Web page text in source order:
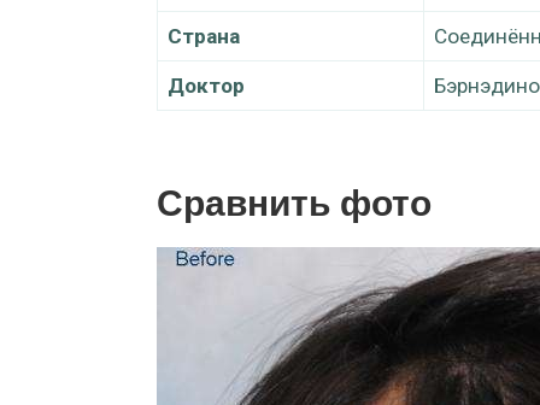
Страна
Доктор
Сравнить фото